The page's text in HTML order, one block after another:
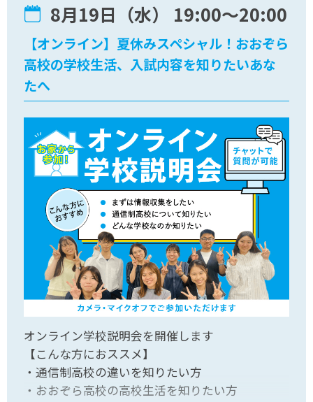
8月19日（水） 19:00〜20:00
【オンライン】夏休みスペシャル！おおぞら
高校の学校生活、入試内容を知りたいあな
たへ
オンライン学校説明会を開催します
【こんな方におススメ】
・通信制高校の違いを知りたい方
・おおぞら高校の高校生活を知りたい方